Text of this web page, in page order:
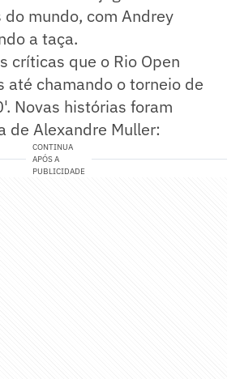
mundo, com Andrey
a taça.
críticas que o Rio Open
até chamando o torneio de
Novas histórias foram
de Alexandre Muller:
CONTINUA
APÓS A
PUBLICIDADE